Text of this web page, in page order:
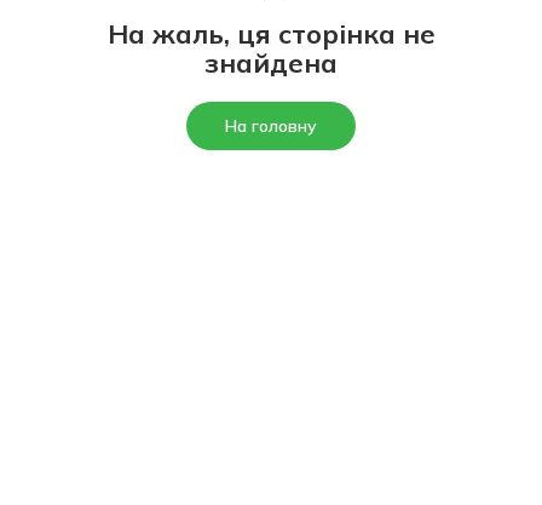
На жаль, ця сторінка не
знайдена
На головну